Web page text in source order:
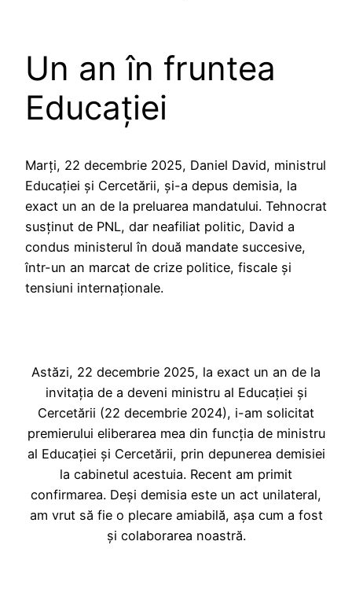
Un an în fruntea
Educației
Marți, 22 decembrie 2025, Daniel David, ministrul
Educației și Cercetării, și-a depus demisia, la
exact un an de la preluarea mandatului. Tehnocrat
susținut de PNL, dar neafiliat politic, David a
condus ministerul în două mandate succesive,
într-un an marcat de crize politice, fiscale și
tensiuni internaționale.
Astăzi, 22 decembrie 2025, la exact un an de la
invitația de a deveni ministru al Educației și
Cercetării (22 decembrie 2024), i-am solicitat
premierului eliberarea mea din funcția de ministru
al Educației și Cercetării, prin depunerea demisiei
la cabinetul acestuia. Recent am primit
confirmarea. Deși demisia este un act unilateral,
am vrut să fie o plecare amiabilă, așa cum a fost
și colaborarea noastră.